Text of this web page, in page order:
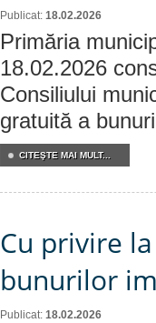
Publicat: 18.02.2026
Primăria
18.02.2026
Consiliului
gratuită a
CITEŞTE MAI MULT...
Cu privire
bunurilor
Publicat: 18.02.2026